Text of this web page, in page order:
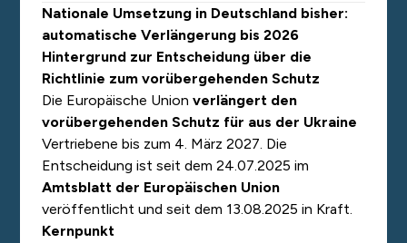
Nationale Umsetzung in Deutschland bisher:
automatische Verlängerung bis 2026
Hintergrund zur Entscheidung über die
Richtlinie zum vorübergehenden Schutz
Die Europäische Unionverlängert den
vorübergehenden Schutz für aus der Ukraine
Vertriebene bis zum 4. März 2027. Die
Entscheidung ist seit dem 24.07.2025 im
Amtsblatt der Europäischen Union
veröffentlicht und seit dem 13.08.2025 in Kraft.
Kernpunkt